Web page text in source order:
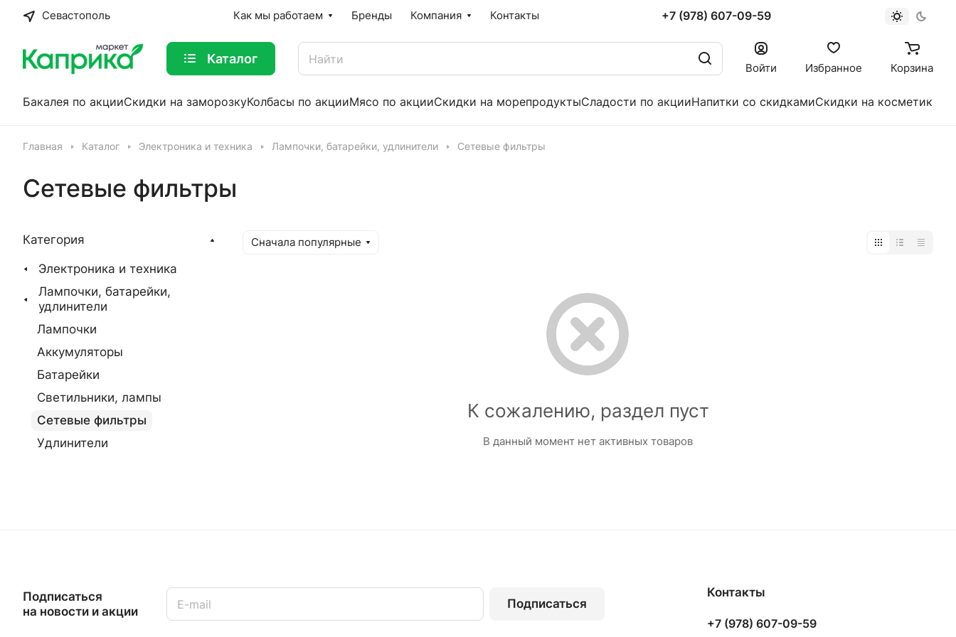
Севастополь Как мы работаем Бренды Компания Контакты +7 (978) 607-09-59
Каталог
Войти Избранное Корзина
Бакалея по акцииСкидки на заморозкуКолбасы по акцииМясо по акцииСкидки на морепродуктыСладости по акцииНапитки со скидкамиСкидки на косметику
Главная Каталог Электроника и техника Лампочки, батарейки, удлинители Сетевые фильтры
Сетевые фильтры
Сначала популярные
К сожалению, раздел пуст
В данный момент нет активных товаров
Категория
Электроника и техника
Лампочки, батарейки,
удлинители
Лампочки
Аккумуляторы
Батарейки
Светильники, лампы
Сетевые фильтры
Удлинители
Подписаться
на новости и акции
Подписаться
Контакты
+7 (978) 607-09-59